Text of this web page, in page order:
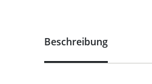
Beschreibung